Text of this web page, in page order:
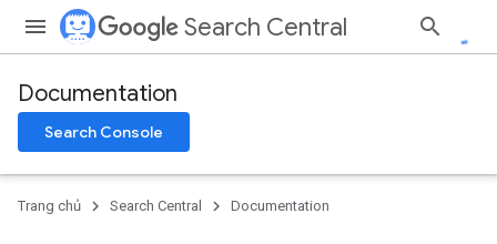
Search Central
Documentation
Search Console
Trang chủ Search Central Documentation